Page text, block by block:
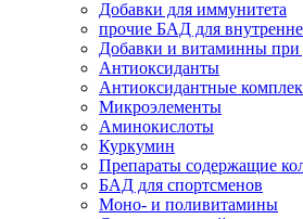
Добавки для иммунитета
прочие БАД для
Добавки и витаминны при
Антиоксиданты
Антиоксидантные
Микроэлементы
Аминокислоты
Куркумин
Препараты содержащие
БАД для спортсменов
Моно- и поливитамины